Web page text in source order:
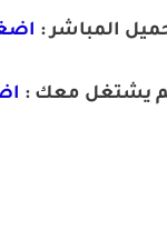
المباشر :
يشتغل معك :